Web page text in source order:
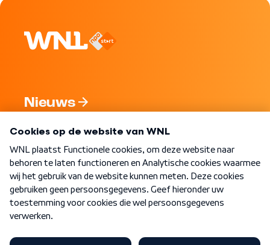
Nieuws
Nieuwsbrief
Word Lid